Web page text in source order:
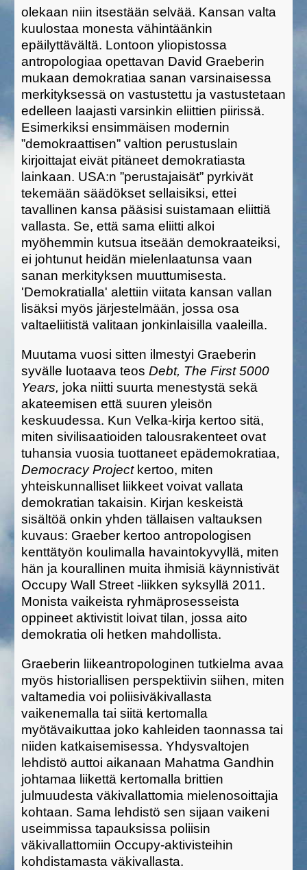
olekaan niin itsestään selvää. Kansan valta
kuulostaa monesta vähintäänkin
epäilyttävältä. Lontoon yliopistossa
antropologiaa opettavan David Graeberin
mukaan demokratiaa sanan varsinaisessa
merkityksessä on vastustettu ja vastustetaan
edelleen laajasti varsinkin eliittien piirissä.
Esimerkiksi ensimmäisen modernin
”demokraattisen” valtion perustuslain
kirjoittajat eivät pitäneet demokratiasta
lainkaan. USA:n ”perustajaisät” pyrkivät
tekemään säädökset sellaisiksi, ettei
tavallinen kansa pääsisi suistamaan eliittiä
vallasta. Se, että sama eliitti alkoi
myöhemmin kutsua itseään demokraateiksi,
ei johtunut heidän mielenlaatunsa vaan
sanan merkityksen muuttumisesta.
'Demokratialla' alettiin viitata kansan vallan
lisäksi myös järjestelmään, jossa osa
valtaeliitistä valitaan jonkinlaisilla vaaleilla.
Muutama vuosi sitten ilmestyi Graeberin
syvälle luotaava teos Debt, The First 5000
Years, joka niitti suurta menestystä sekä
akateemisen että suuren yleisön
keskuudessa. Kun Velka-kirja kertoo sitä,
miten sivilisaatioiden talousrakenteet ovat
tuhansia vuosia tuottaneet epädemokratiaa,
Democracy Project kertoo, miten
yhteiskunnalliset liikkeet voivat vallata
demokratian takaisin. Kirjan keskeistä
sisältöä onkin yhden tällaisen valtauksen
kuvaus: Graeber kertoo antropologisen
kenttätyön koulimalla havaintokyvyllä, miten
hän ja kourallinen muita ihmisiä käynnistivät
Occupy Wall Street -liikken syksyllä 2011.
Monista vaikeista ryhmäprosesseista
oppineet aktivistit loivat tilan, jossa aito
demokratia oli hetken mahdollista.
Graeberin liikeantropologinen tutkielma avaa
myös historiallisen perspektiivin siihen, miten
valtamedia voi poliisiväkivallasta
vaikenemalla tai siitä kertomalla
myötävaikuttaa joko kahleiden taonnassa tai
niiden katkaisemisessa. Yhdysvaltojen
lehdistö auttoi aikanaan Mahatma Gandhin
johtamaa liikettä kertomalla brittien
julmuudesta väkivallattomia mielenosoittajia
kohtaan. Sama lehdistö sen sijaan vaikeni
useimmissa tapauksissa poliisin
väkivallattomiin Occupy-aktivisteihin
kohdistamasta väkivallasta.